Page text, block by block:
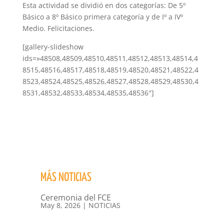
Esta actividad se dividió en dos categorías: De 5º
Básico a 8º Básico primera categoría y de Iº a IVº
Medio. Felicitaciones.
[gallery-slideshow
ids=»48508,48509,48510,48511,48512,48513,48514,4
8515,48516,48517,48518,48519,48520,48521,48522,4
8523,48524,48525,48526,48527,48528,48529,48530,4
8531,48532,48533,48534,48535,48536″]
MÁS NOTICIAS
Ceremonia del FCE
May 8, 2026| NOTICIAS